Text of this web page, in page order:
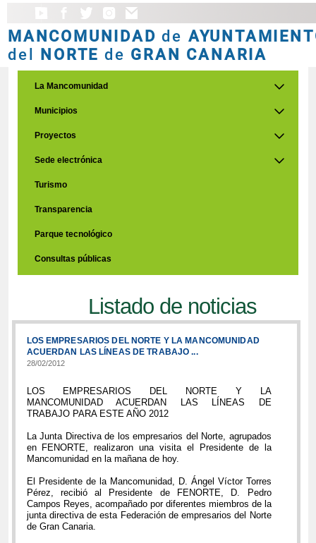
MANCOMUNIDAD de
del NORTE de GRAN CANARIA
La Mancomunidad
Municipios
Proyectos
Sede electrónica
Turismo
Transparencia
Parque tecnológico
Consultas públicas
Listado de noticias
LOS EMPRESARIOS DEL NORTE Y LA MANCOMUNIDAD
ACUERDAN LAS LÍNEAS DE TRABAJO ...
28/02/2012
LOS EMPRESARIOS DEL NORTE Y LA
MANCOMUNIDAD ACUERDAN LAS LÍNEAS DE
TRABAJO PARA ESTE AÑO 2012
La Junta Directiva de los empresarios del Norte, agrupados
en FENORTE, realizaron una visita el Presidente de la
Mancomunidad en la mañana de hoy.
El Presidente de la Mancomunidad, D. Ángel Víctor Torres
Pérez, recibió al Presidente de FENORTE, D. Pedro
Campos Reyes, acompañado por diferentes miembros de la
junta directiva de esta Federación de empresarios del Norte
de Gran Canaria.